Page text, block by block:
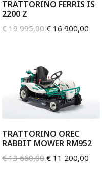
TRATTORINO FERRIS IS
2200 Z
€19 995,00 € 16 900,00
TRATTORINO OREC
RABBIT MOWER RM952
€13 660,00 € 11 200,00